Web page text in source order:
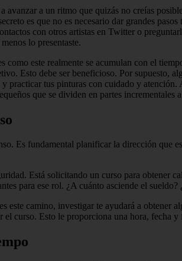
avanzar a un ritmo que quizás no creías
es que no es necesario dar grandes
con otros artistas en Twitter o
lo presentaste.
como este realmente se acumulan con el
Esto debe ser beneficioso. Por supuesto,
practicar tus pinturas con cuidado y
que se dividen en partes
Es fundamental planificar la dirección que
Está solicitando un curso para obtener
para ese rol. ¿A cuánto asciende el
este camino, investigar te ayudará a obtener
el curso. Esto le proporciona una hora, fecha